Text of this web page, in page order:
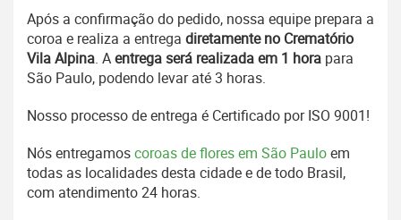
Após a confirmação do pedido, nossa equipe prepara a
coroa e realiza a entrega diretamente no Crematório
Vila Alpina. Aentrega será realizada em 1 hora para
São Paulo, podendo levar até 3 horas.
Nosso processo de entrega é Certificado por ISO 9001!
Nós entregamoscoroas de flores em São Pauloem
todas as localidades desta cidade e de todo Brasil,
com atendimento 24 horas.